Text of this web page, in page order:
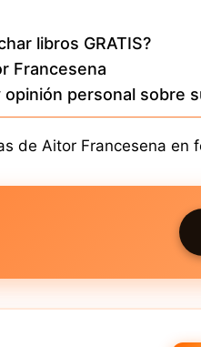
libros GRATIS?
Francesena
personal sobre
de Aitor Francesena